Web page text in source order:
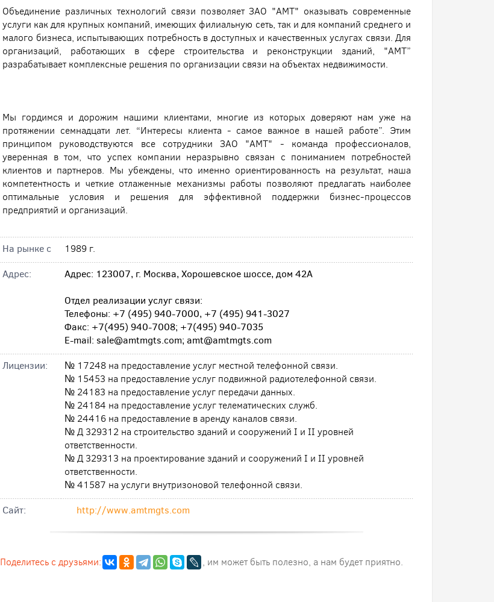
Объединение различных технологий связи позволяет ЗАО "АМТ" оказывать современные
услуги как для крупных компаний, имеющих филиальную сеть, так и для компаний среднего и
малого бизнеса, испытывающих потребность в доступных и качественных услугах связи. Для
организаций, работающих в сфере строительства и реконструкции зданий, "АМТ”
разрабатывает комплексные решения по организации связи на объектах недвижимости.
Мы гордимся и дорожим нашими клиентами, многие из которых доверяют нам уже на
протяжении семнадцати лет. “Интересы клиента - самое важное в нашей работе”. Этим
принципом руководствуются все сотрудники ЗАО "АМТ" - команда профессионалов,
уверенная в том, что успех компании неразрывно связан с пониманием потребностей
клиентов и партнеров. Мы убеждены, что именно ориентированность на результат, наша
компетентность и четкие отлаженные механизмы работы позволяют предлагать наиболее
оптимальные условия и решения для эффективной поддержки бизнес-процессов
предприятий и организаций.
На рынке с
1989 г.
Адрес:
Адрес: 123007, г. Москва, Хорошевское шоссе, дом 42А
Отдел реализации услуг связи:
Телефоны: +7 (495) 940-7000, +7 (495) 941-3027
Факс: +7(495) 940-7008; +7(495) 940-7035
E-mail: sale@amtmgts.com; amt@amtmgts.com
Лицензии:
№ 17248 на предоставление услуг местной телефонной связи.
№ 15453 на предоставление услуг подвижной радиотелефонной связи.
№ 24183 на предоставление услуг передачи данных.
№ 24184 на предоставление услуг телематических служб.
№ 24416 на предоставление в аренду каналов связи.
№ Д 329312 на строительство зданий и сооружений I и II уровней
ответственности.
№ Д 329313 на проектирование зданий и сооружений I и II уровней
ответственности.
№ 41587 на услуги внутризоновой телефонной связи.
Cайт:
http://www.amtmgts.com
Поделитесь с друзьями: , им может быть полезно, а нам будет приятно.